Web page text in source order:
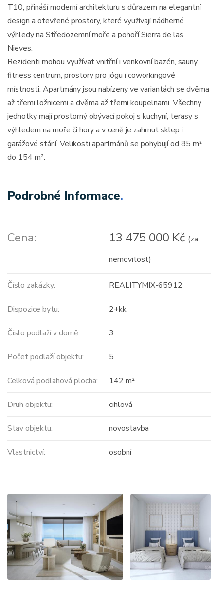
T10, přináší moderní architekturu s důrazem na elegantní
design a otevřené prostory, které využívají nádherné
výhledy na Středozemní moře a pohoří Sierra de las
Nieves.
Rezidenti mohou využívat vnitřní i venkovní bazén, sauny,
fitness centrum, prostory pro jógu i coworkingové
místnosti. Apartmány jsou nabízeny ve variantách se dvěma
až třemi ložnicemi a dvěma až třemi koupelnami. Všechny
jednotky mají prostorný obývací pokoj s kuchyní, terasy s
výhledem na moře či hory a v ceně je zahrnut sklep i
garážové stání. Velikosti apartmánů se pohybují od 85 m²
do 154 m².
Podrobné Informace.
Cena: 13 475 000 Kč (za
nemovitost)
Číslo zakázky: REALITYMIX-65912
Dispozice bytu: 2+kk
Číslo podlaží v domě: 3
Počet podlaží objektu: 5
Celková podlahová plocha: 142 m²
Druh objektu: cihlová
Stav objektu: novostavba
Vlastnictví: osobní